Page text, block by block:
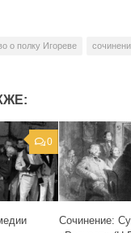
о полку Игореве
0
Сочинение: